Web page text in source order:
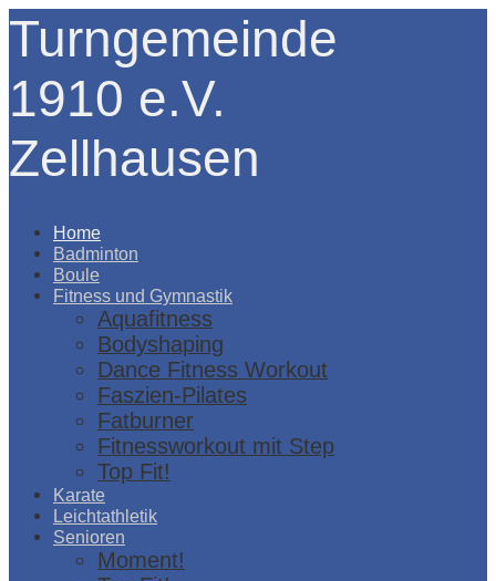
Turngemeinde
1910 e.V.
Zellhausen
Home
Badminton
Boule
Fitness und Gymnastik
Aquafitness
Bodyshaping
Dance Fitness Workout
Faszien-Pilates
Fatburner
Fitnessworkout mit Step
Top Fit!
Karate
Leichtathletik
Senioren
Moment!